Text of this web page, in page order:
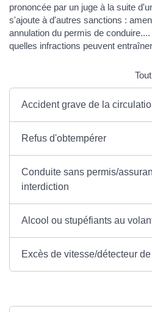
prononcée par un juge à la suite
s'ajoute à d'autres sanctions :
annulation du permis de
quelles infractions peuvent
Accident grave de la
Refus d'obtempérer
Conduite sans permis/
interdiction
Alcool ou stupéfiants au
Excès de vitesse/détecteur